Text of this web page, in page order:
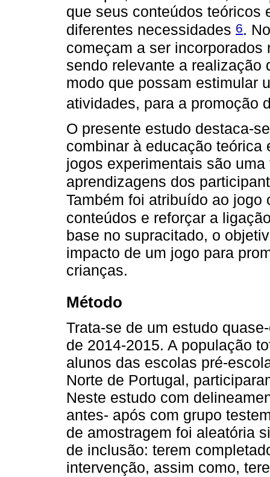
que seus conteúdos teóricos
diferentes necessidades 6.
começam a ser
sendo relevante a realização
modo que possam estimular
atividades, para a promoção
O presente estudo destaca-
combinar à educação teórica
jogos experimentais são
aprendizagens dos
Também foi atribuído ao
conteúdos e reforçar a
base no supracitado, o
impacto de um jogo para
crianças.
Método
Trata-se de um estudo
de 2014-2015. A população
alunos das escolas pré-
Norte de Portugal,
Neste estudo com
antes- após com grupo
de amostragem foi aleatória
de inclusão: terem
intervenção, assim como,